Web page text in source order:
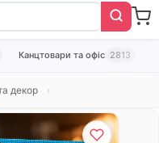
Канцтовари та офіс 2813
декор